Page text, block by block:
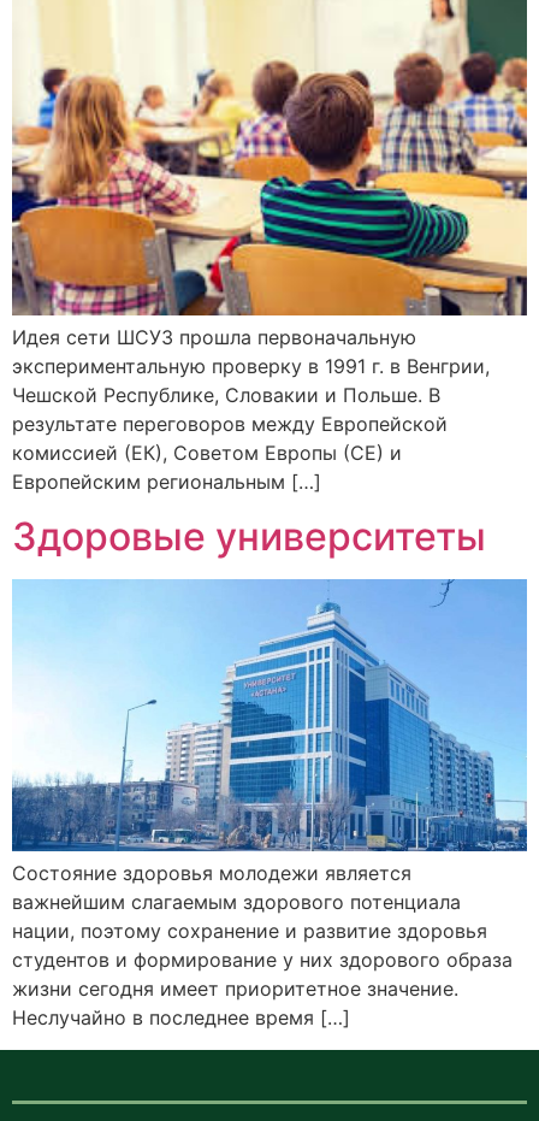
Идея сети ШСУЗ прошла первоначальную
экспериментальную проверку в 1991 г. в Венгрии,
Чешской Республике, Словакии и Польше. В
результате переговоров между Европейской
комиссией (ЕК), Советом Европы (СЕ) и
Европейским региональным […]
Здоровые университеты
Состояние здоровья молодежи является
важнейшим слагаемым здорового потенциала
нации, поэтому сохранение и развитие здоровья
студентов и формирование у них здорового образа
жизни сегодня имеет приоритетное значение.
Неслучайно в последнее время […]